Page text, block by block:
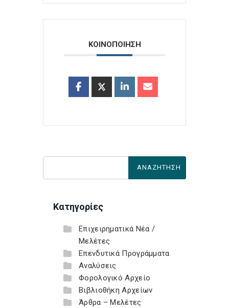
ΚΟΙΝΟΠΟΙΗΣΗ
Κατηγορίες
Επιχειρηματικά Νέα /
Μελέτες
Επενδυτικά Προγράμματα
Αναλύσεις
Φορολογικό Αρχείο
Βιβλιοθήκη Αρχείων
Άρθρα – Μελέτες